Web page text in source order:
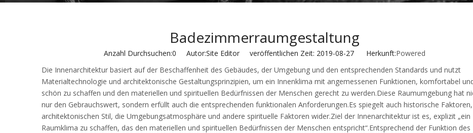
Duschgriff und Handtuchhalter
Schiebetürserie
Amerikanisches ANSI-Einsteckschloss
Amerikanischer Einsteckzylinder
Überdachungssystem
Badezimmerraumgestaltung
Anzahl Durchsuchen:0 Autor:Site Editor veröffentlichen Zeit: 2019-08-27 Herkunft:Powered
Die Innenarchitektur basiert auf der Beschaffenheit des Gebäudes, der Umgebung und den entsprechenden Standards und nutzt
Materialtechnologie und architektonische Gestaltungsprinzipien, um ein Innenklima mit angemessenen Funktionen, komfortabel
schön zu schaffen und den materiellen und spirituellen Bedürfnissen der Menschen gerecht zu werden.Diese Raumumgebung hat
nur den Gebrauchswert, sondern erfüllt auch die entsprechenden funktionalen Anforderungen.Es spiegelt auch historische
architektonischen Stil, die Umgebungsatmosphäre und andere spirituelle Faktoren wider.Ziel der Innenarchitektur ist es, explizit „ein
Raumklima zu schaffen, das den materiellen und spirituellen Bedürfnissen der Menschen entspricht“.Entsprechend der Funktion des